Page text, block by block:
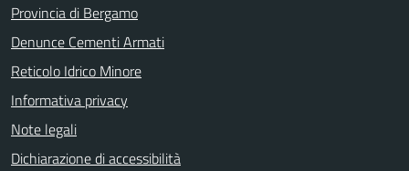
Provincia di Bergamo
Denunce Cementi Armati
Reticolo Idrico Minore
Informativa privacy
Note legali
Dichiarazione di accessibilità